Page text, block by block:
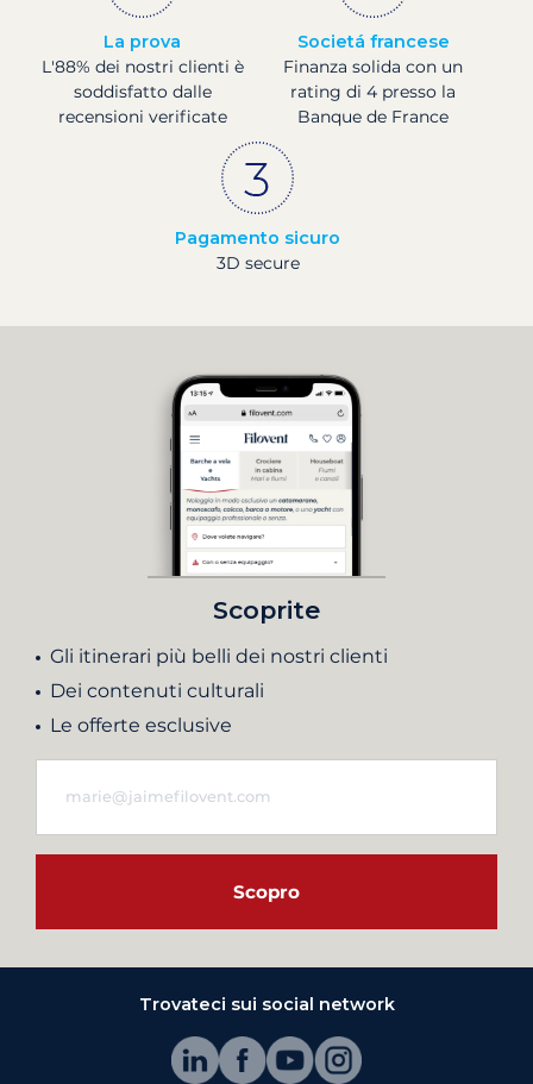
La prova
L'88% dei nostri clienti è
soddisfatto dalle
recensioni verificate
Societá francese
Finanza solida con un
rating di 4 presso la
Banque de France
Pagamento sicuro
3D secure
Scoprite
Gli itinerari più belli dei nostri clienti
Dei contenuti culturali
Le offerte esclusive
Scopro
Trovateci sui social network